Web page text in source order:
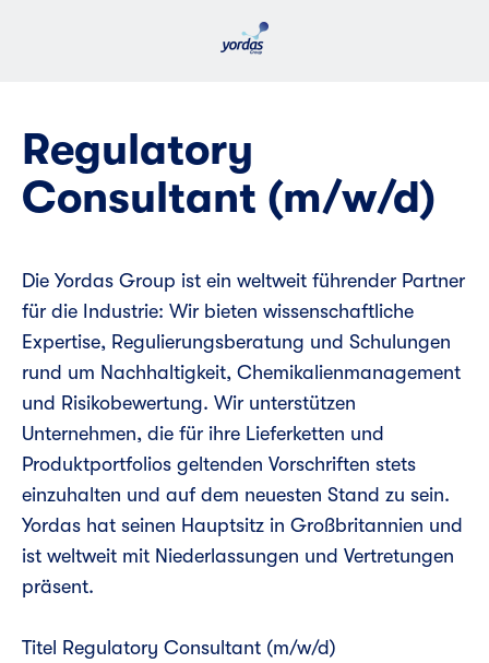
Regulatory
Consultant (m/w/d)
Die Yordas Group ist ein weltweit führender Partner
für die Industrie: Wir bieten wissenschaftliche
Expertise, Regulierungsberatung und Schulungen
rund um Nachhaltigkeit, Chemikalienmanagement
und Risikobewertung. Wir unterstützen
Unternehmen, die für ihre Lieferketten und
Produktportfolios geltenden Vorschriften stets
einzuhalten und auf dem neuesten Stand zu sein.
Yordas hat seinen Hauptsitz in Großbritannien und
ist weltweit mit Niederlassungen und Vertretungen
präsent.
Titel Regulatory Consultant (m/w/d)